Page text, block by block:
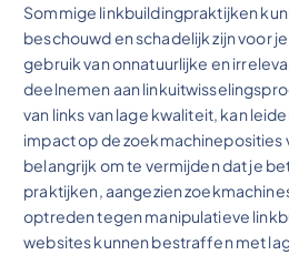
Sommige linkbuildingpraktijken
beschouwd en schadelijk zijn voor
gebruik van onnatuurlijke en
deelnemen aan
van links van lage kwaliteit, kan
impact op de zoekmachineposities
belangrijk om te vermijden dat je
praktijken, aangezien
optreden tegen manipulatieve
websites kunnen bestraffen met